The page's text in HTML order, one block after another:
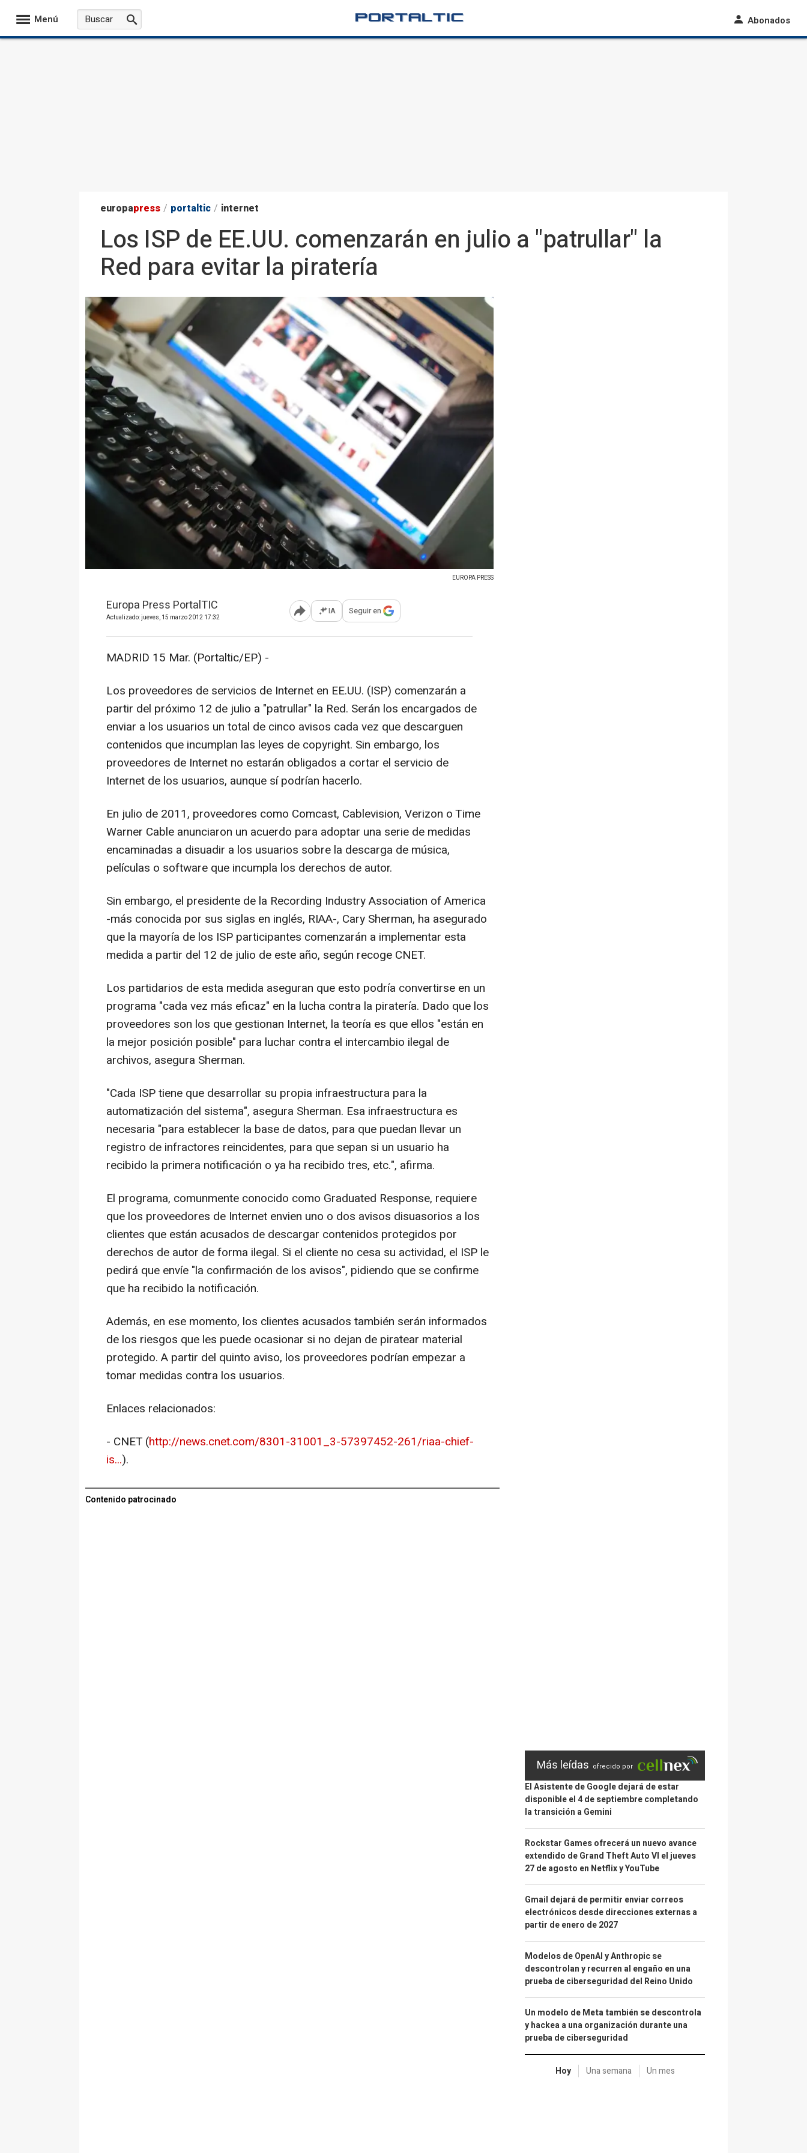
Menú Abonados
europapress / portaltic / internet
Los ISP de EE.UU. comenzarán en julio a "patrullar" la
Red para evitar la piratería
EUROPA PRESS
Europa Press PortalTIC
Actualizado: jueves, 15 marzo 2012 17:32 Abrir opciones para compartir
IA Seguir en
MADRID 15 Mar. (Portaltic/EP) -
Los proveedores de servicios de Internet en EE.UU. (ISP) comenzarán a
partir del próximo 12 de julio a "patrullar" la Red. Serán los encargados de
enviar a los usuarios un total de cinco avisos cada vez que descarguen
contenidos que incumplan las leyes de copyright. Sin embargo, los
proveedores de Internet no estarán obligados a cortar el servicio de
Internet de los usuarios, aunque sí podrían hacerlo.
En julio de 2011, proveedores como Comcast, Cablevision, Verizon o Time
Warner Cable anunciaron un acuerdo para adoptar una serie de medidas
encaminadas a disuadir a los usuarios sobre la descarga de música,
películas o software que incumpla los derechos de autor.
Sin embargo, el presidente de la Recording Industry Association of America
-más conocida por sus siglas en inglés, RIAA-, Cary Sherman, ha asegurado
que la mayoría de los ISP participantes comenzarán a implementar esta
medida a partir del 12 de julio de este año, según recoge CNET.
Los partidarios de esta medida aseguran que esto podría convertirse en un
programa "cada vez más eficaz" en la lucha contra la piratería. Dado que los
proveedores son los que gestionan Internet, la teoría es que ellos "están en
la mejor posición posible" para luchar contra el intercambio ilegal de
archivos, asegura Sherman.
"Cada ISP tiene que desarrollar su propia infraestructura para la
automatización del sistema", asegura Sherman. Esa infraestructura es
necesaria "para establecer la base de datos, para que puedan llevar un
registro de infractores reincidentes, para que sepan si un usuario ha
recibido la primera notificación o ya ha recibido tres, etc.", afirma.
El programa, comunmente conocido como Graduated Response, requiere
que los proveedores de Internet envien uno o dos avisos disuasorios a los
clientes que están acusados de descargar contenidos protegidos por
derechos de autor de forma ilegal. Si el cliente no cesa su actividad, el ISP le
pedirá que envíe "la confirmación de los avisos", pidiendo que se confirme
que ha recibido la notificación.
Además, en ese momento, los clientes acusados también serán informados
de los riesgos que les puede ocasionar si no dejan de piratear material
protegido. A partir del quinto aviso, los proveedores podrían empezar a
tomar medidas contra los usuarios.
Enlaces relacionados:
- CNET (http://news.cnet.com/8301-31001_3-57397452-261/riaa-chief-
is...).
Contenido patrocinado
Más leídas ofrecido por
El Asistente de Google dejará de estar
disponible el 4 de septiembre completando
la transición a Gemini
Rockstar Games ofrecerá un nuevo avance
extendido de Grand Theft Auto VI el jueves
27 de agosto en Netflix y YouTube
Gmail dejará de permitir enviar correos
electrónicos desde direcciones externas a
partir de enero de 2027
Modelos de OpenAI y Anthropic se
descontrolan y recurren al engaño en una
prueba de ciberseguridad del Reino Unido
Un modelo de Meta también se descontrola
y hackea a una organización durante una
prueba de ciberseguridad
Hoy Una semana Un mes